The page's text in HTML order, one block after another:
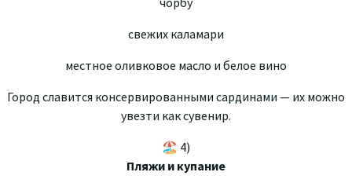
свежих каламари
местное оливковое масло и белое вино
Город славится консервированными сардинами — их можно
увезти как сувенир.
🏖 4)
Пляжи и купание